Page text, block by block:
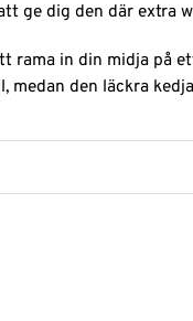
ge dig den där extra
rama in din midja på
den läckra